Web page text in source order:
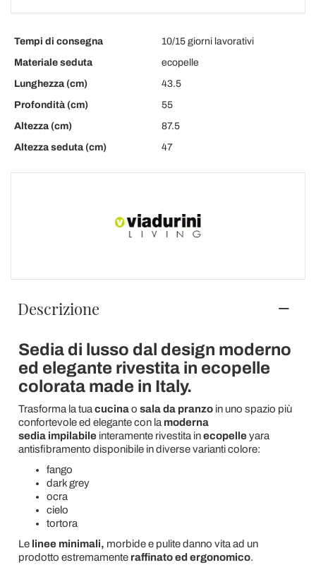
Tempi di consegna
10/15 giorni lavorativi
Materiale seduta
ecopelle
Lunghezza (cm)
43.5
Profondità (cm)
55
Altezza (cm)
87.5
Altezza seduta (cm)
47
Descrizione
Sedia di lusso dal design moderno
ed elegante rivestita in ecopelle
colorata made in Italy.
Trasforma la tua cucinao sala da pranzoin uno spazio più
confortevole ed elegante con la moderna
sedia impilabile interamente rivestita in ecopelleyara
antisfibramento disponibile in diverse varianti colore:
fango
dark grey
ocra
cielo
tortora
Lelinee minimali, morbide e pulite danno vita ad un
prodotto estremamente raffinato ed ergonomico.